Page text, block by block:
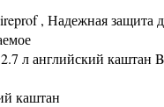
, Надежная защита
л английский каштан
каштан